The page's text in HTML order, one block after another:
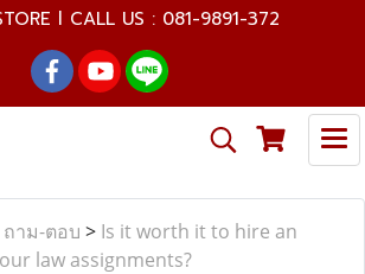
l CALL US : 081-9891-372
ถาม-ตอบ > Is it worth it to hire an
law assignments?